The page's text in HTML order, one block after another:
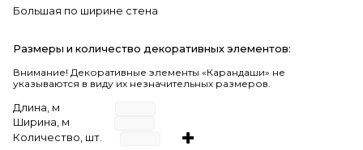
Большая по ширине стена
Размеры и количество декоративных элементов:
Внимание! Декоративные элементы «Карандаши» не
указываются в виду их незначительных размеров.
Длина, м
Ширина, м
Количество, шт.